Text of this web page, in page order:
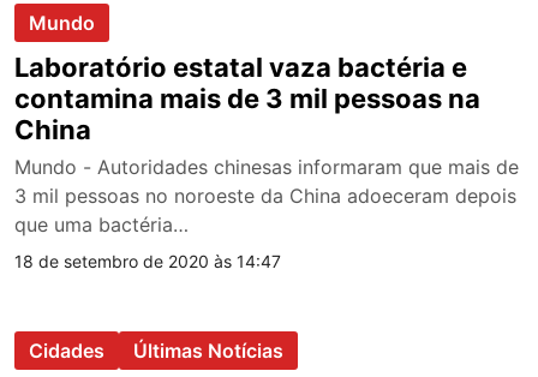
Mundo
Laboratório estatal vaza bactéria e
contamina mais de 3 mil pessoas na
China
Mundo - Autoridades chinesas informaram que mais de
3 mil pessoas no noroeste da China adoeceram depois
que uma bactéria…
18 de setembro de 2020 às 14:47
Cidades Últimas Notícias